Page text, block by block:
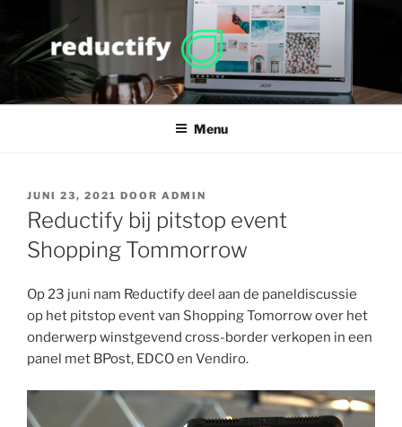
de
inhoud
REDUCTIFY
more value, less waste
Menu
GEPLAATST
OP
JUNI 23, 2021 DOOR ADMIN
Reductify bij pitstop event
Shopping Tommorrow
Op 23 juni nam Reductify deel aan de paneldiscussie
op het pitstop event van Shopping Tomorrow over het
onderwerp winstgevend cross-border verkopen in een
panel met BPost, EDCO en Vendiro.